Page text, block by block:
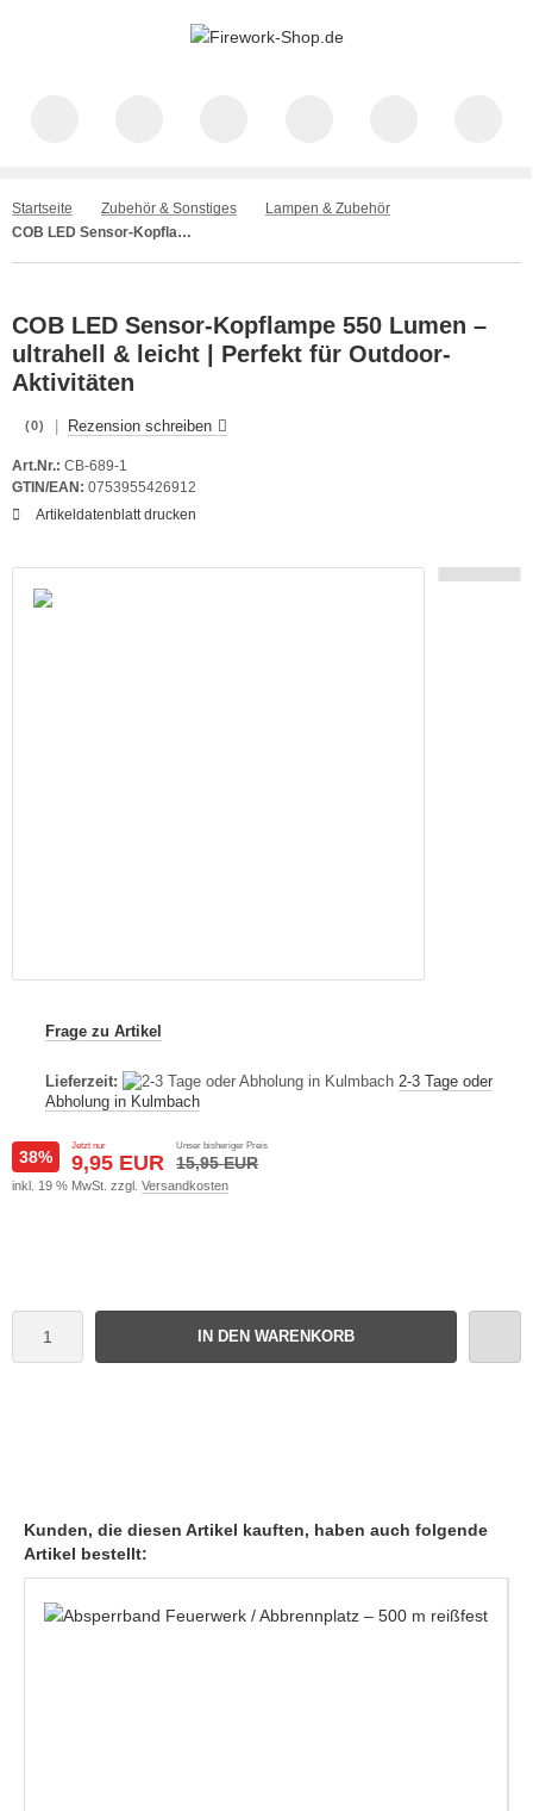
Startseite Zubehör & Sonstiges
Lampen & Zubehör
COB LED Sensor-Kopflampe 550 Lumen – Weitwinkellicht & Bewegungssensor | Outdoor Gear
COB LED Sensor-Kopflampe 550 Lumen –
ultrahell & leicht | Perfekt für Outdoor-
Aktivitäten
(0) Rezension schreiben
Art.Nr.: CB-689-1
GTIN/EAN: 0753955426912
Artikeldatenblatt drucken
Frage zu Artikel
Lieferzeit:
2-3 Tage oder
Abholung in Kulmbach
Jetzt nur
9,95 EUR
Unser bisheriger Preis
15,95 EUR
38%
inkl. 19 % MwSt. zzgl. Versandkosten
IN DEN WARENKORB
Kunden, die diesen Artikel kauften, haben auch folgende
Artikel bestellt: